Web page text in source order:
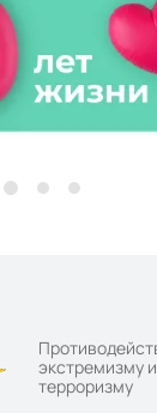
экстремизму и
терроризму